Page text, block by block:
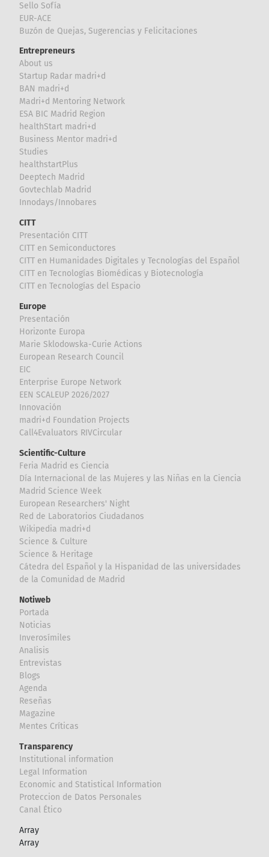
Sello Sofía
EUR-ACE
Buzón de Quejas, Sugerencias y Felicitaciones
Entrepreneurs
About us
Startup Radar madri+d
BAN madri+d
Madri+d Mentoring Network
ESA BIC Madrid Region
healthStart madri+d
Business Mentor madri+d
Studies
healthstartPlus
Deeptech Madrid
Govtechlab Madrid
Innodays/Innobares
CITT
Presentación CITT
CITT en Semiconductores
CITT en Humanidades Digitales y Tecnologías del Español
CITT en Tecnologías Biomédicas y Biotecnología
CITT en Tecnologías del Espacio
Europe
Presentación
Horizonte Europa
Marie Sklodowska-Curie Actions
European Research Council
EIC
Enterprise Europe Network
EEN SCALEUP 2026/2027
Innovación
madri+d Foundation Projects
Call4Evaluators RIVCircular
Scientific-Culture
Feria Madrid es Ciencia
Día Internacional de las Mujeres y las Niñas en la Ciencia
Madrid Science Week
European Researchers' Night
Red de Laboratorios Ciudadanos
Wikipedia madri+d
Science & Culture
Science & Heritage
Cátedra del Español y la Hispanidad de las universidades
de la Comunidad de Madrid
Notiweb
Portada
Noticias
Inverosímiles
Analisis
Entrevistas
Blogs
Agenda
Reseñas
Magazine
Mentes Críticas
Transparency
Institutional information
Legal Information
Economic and Statistical Information
Proteccion de Datos Personales
Canal Ético
Array
Array